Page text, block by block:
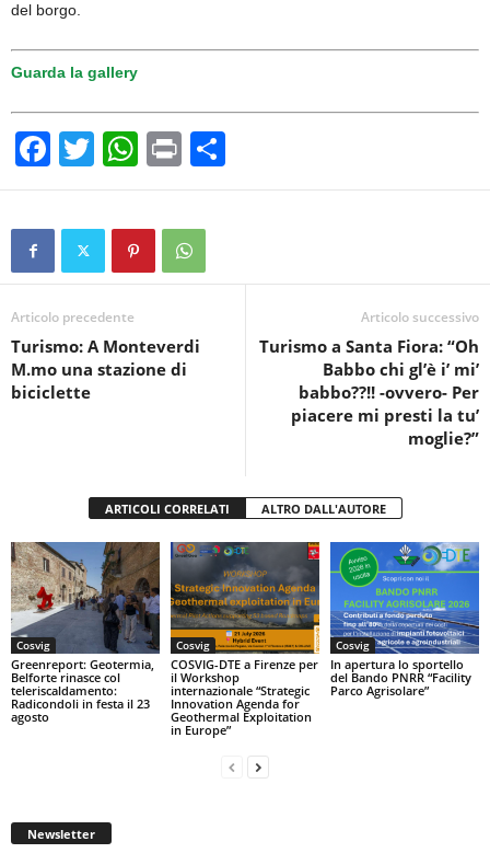
del borgo.
Guarda la gallery
F
a
c
b
o
o
k
T
wi
tt
W
h
at
s
A
p
Pr
in
t
o
vi
Articolo precedente
Turismo: A Monteverdi
M.mo una stazione di
biciclette
Articolo successivo
Turismo a Santa Fiora: “Oh
Babbo chi gl’è i’ mi’
babbo??!! -ovvero- Per
piacere mi presti la tu’
moglie?”
ARTICOLI CORRELATI ALTRO DALL'AUTORE
Cosvig
Greenreport: Geotermia,
Belforte rinasce col
teleriscaldamento:
Radicondoli in festa il 23
agosto
Cosvig
COSVIG-DTE a Firenze per
il Workshop
internazionale “Strategic
Innovation Agenda for
Geothermal Exploitation
in Europe”
Cosvig
In apertura lo sportello
del Bando PNRR “Facility
Parco Agrisolare”
Newsletter